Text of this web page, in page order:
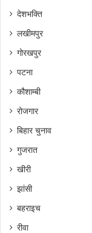
देशभक्ति
लखीमपुर
गोरखपुर
पटना
कौशाम्बी
रोजगार
बिहार चुनाव
गुजरात
खीरी
झांसी
बहराइच
रीवा